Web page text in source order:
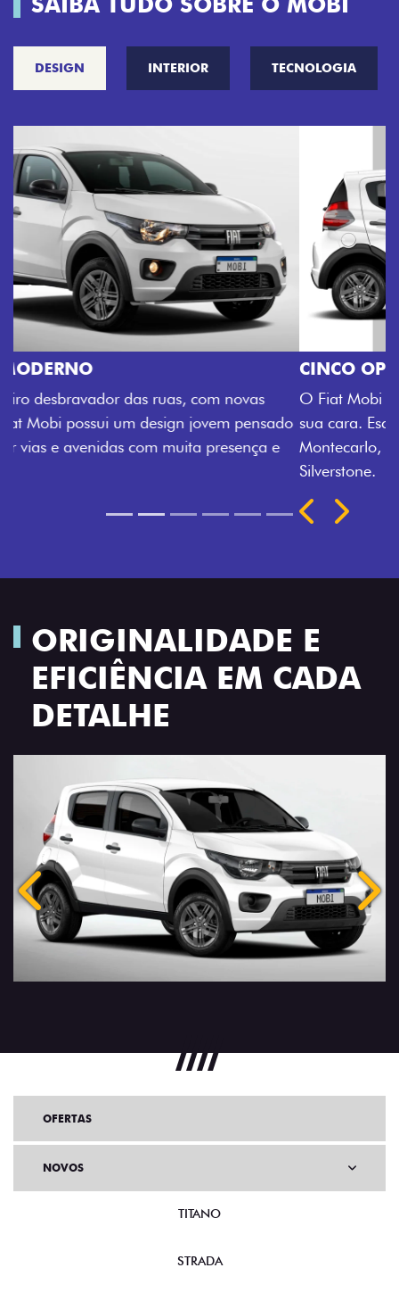
DESIGN INTERIOR TECNOLOGIA
CINCO OPÇÕES DE CORES
O Fiat Mobi tem sempre uma opção de cor que é a
sua cara. Escolha entre o Preto Vulcano, Vermelho
Montecarlo, Branco Banchisa, Prata Bari e Cinza
Rodas de liga leve
ORIGINALIDADE E
EFICIÊNCIA EM CADA
DETALHE
Anterior
OFERTAS
NOVOS
TITANO
STRADA